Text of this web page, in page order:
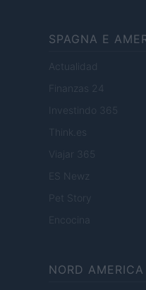
SPAGNA E
Actualidad
Finanzas 24
Investindo 365
Think.es
Viajar 365
ES Newz
Pet Story
Encocina
NORD AMERICA